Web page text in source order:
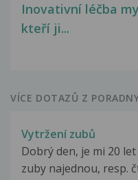
Inovativní léčba
kteří ji...
VÍCE DOTAZŮ Z
Vytržení zubů
Dobrý den, je mi 20
zuby najednou, resp.